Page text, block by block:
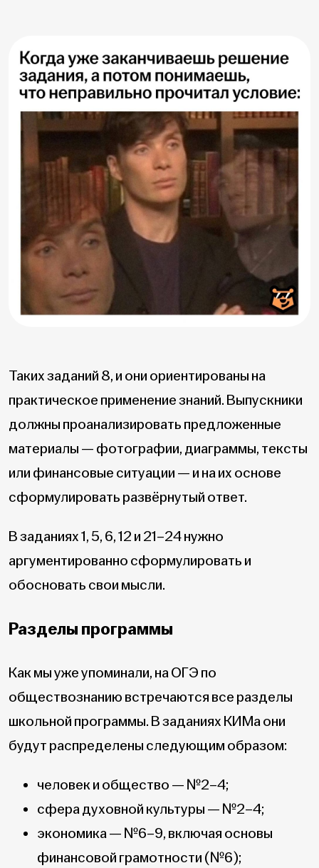
Таких заданий 8, и они ориентированы на
практическое применение знаний. Выпускники
должны проанализировать предложенные
материалы — фотографии, диаграммы, тексты
или финансовые ситуации — и на их основе
сформулировать развёрнутый ответ.
В заданиях 1, 5, 6, 12 и 21–24 нужно
аргументированно сформулировать и
обосновать свои мысли.
Разделы программы
Как мы уже упоминали, на ОГЭ по
обществознанию встречаются все разделы
школьной программы. В заданиях КИМа они
будут распределены следующим образом:
человек и общество — №2–4;
сфера духовной культуры — №2–4;
экономика — №6–9, включая основы
финансовой грамотности (№6);